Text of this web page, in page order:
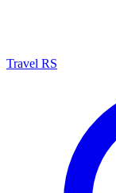
Travel RS